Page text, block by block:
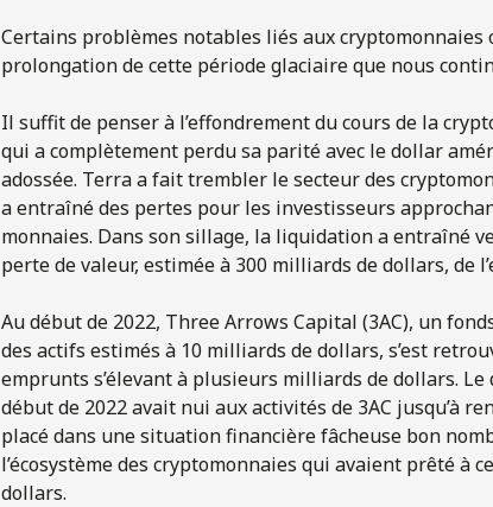
Certains problèmes notables liés aux
prolongation de cette période glaciaire que nous
Il suffit de penser à l’effondrement du cours de la
qui a complètement perdu sa parité avec le dollar
adossée. Terra a fait trembler le secteur des
a entraîné des pertes pour les investisseurs
monnaies. Dans son sillage, la liquidation a entraîné
perte de valeur, estimée à 300 milliards de dollars, de
Au début de 2022, Three Arrows Capital (3AC), un
des actifs estimés à 10 milliards de dollars, s’est
emprunts s’élevant à plusieurs milliards de dollars.
début de 2022 avait nui aux activités de 3AC jusqu’à
placé dans une situation financière fâcheuse bon
l’écosystème des cryptomonnaies qui avaient prêté
dollars.